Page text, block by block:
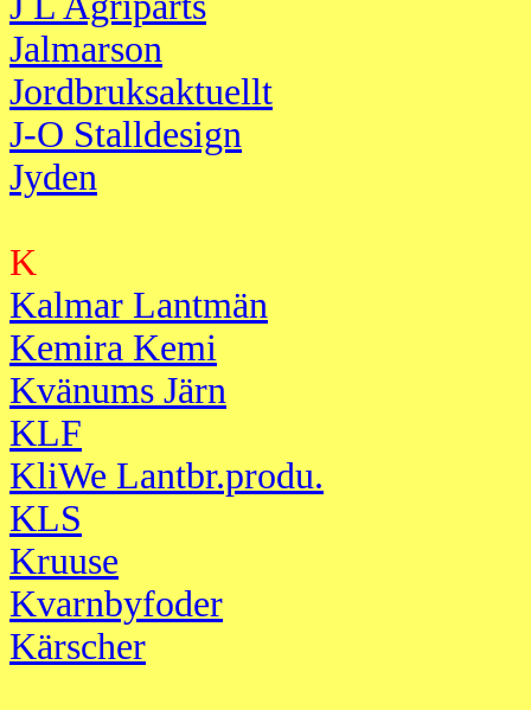
Jalmarson
Jordbruksaktuellt
J-O Stalldesign
Jyden
K
Kalmar Lantmän
Kemira Kemi
Kvänums Järn
KLF
KliWe Lantbr.produ.
KLS
Kruuse
Kvarnbyfoder
Kärscher